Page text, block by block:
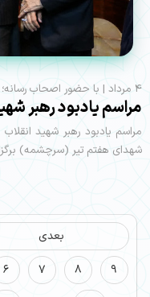
۴ مرداد | با حضور اصحاب رسانه؛
مراسم یادبود رهبر
مراسم یادبود رهبر شهید
شهدای هفتم تیر (سرچشمه)
بعدی
6 7 8
9